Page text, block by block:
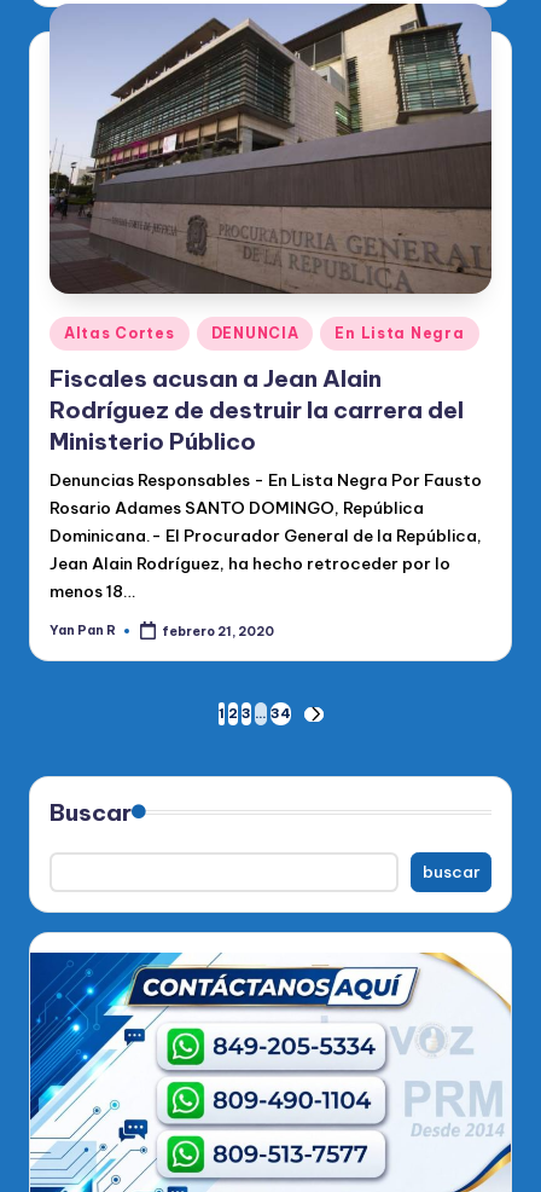
Publicado
en
Altas Cortes DENUNCIA En Lista Negra
Fiscales acusan a Jean Alain
Rodríguez de destruir la carrera del
Ministerio Público
Denuncias Responsables - En Lista Negra Por Fausto
Rosario Adames SANTO DOMINGO, República
Dominicana.- El Procurador General de la República,
Jean Alain Rodríguez, ha hecho retroceder por lo
menos 18…
Publicado
Yan Pan R febrero 21, 2020
Paginación
de
entradas
1 2 3 … 34
SIGUIENTE
Buscar
buscar